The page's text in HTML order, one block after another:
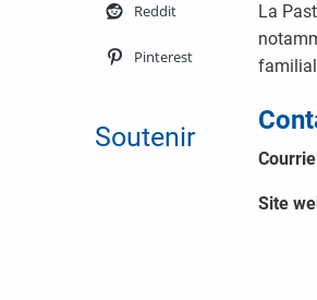
Reddit
Pinterest
Soutenir
La
Site